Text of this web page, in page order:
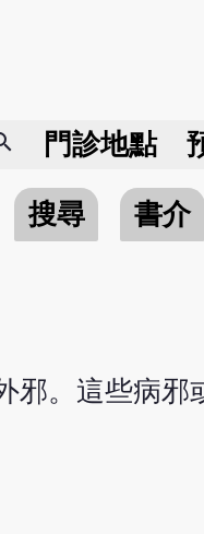
門診地點
搜尋
書介
。這些病